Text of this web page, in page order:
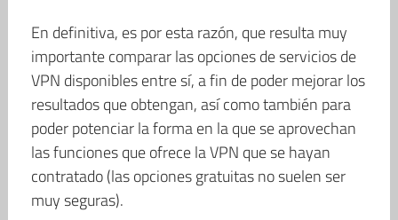
En definitiva, es por esta razón, que resulta muy
importante comparar las opciones de servicios de
VPN disponibles entre sí, a fin de poder mejorar los
resultados que obtengan, así como también para
poder potenciar la forma en la que se aprovechan
las funciones que ofrece la VPN que se hayan
contratado (las opciones gratuitas no suelen ser
muy seguras).